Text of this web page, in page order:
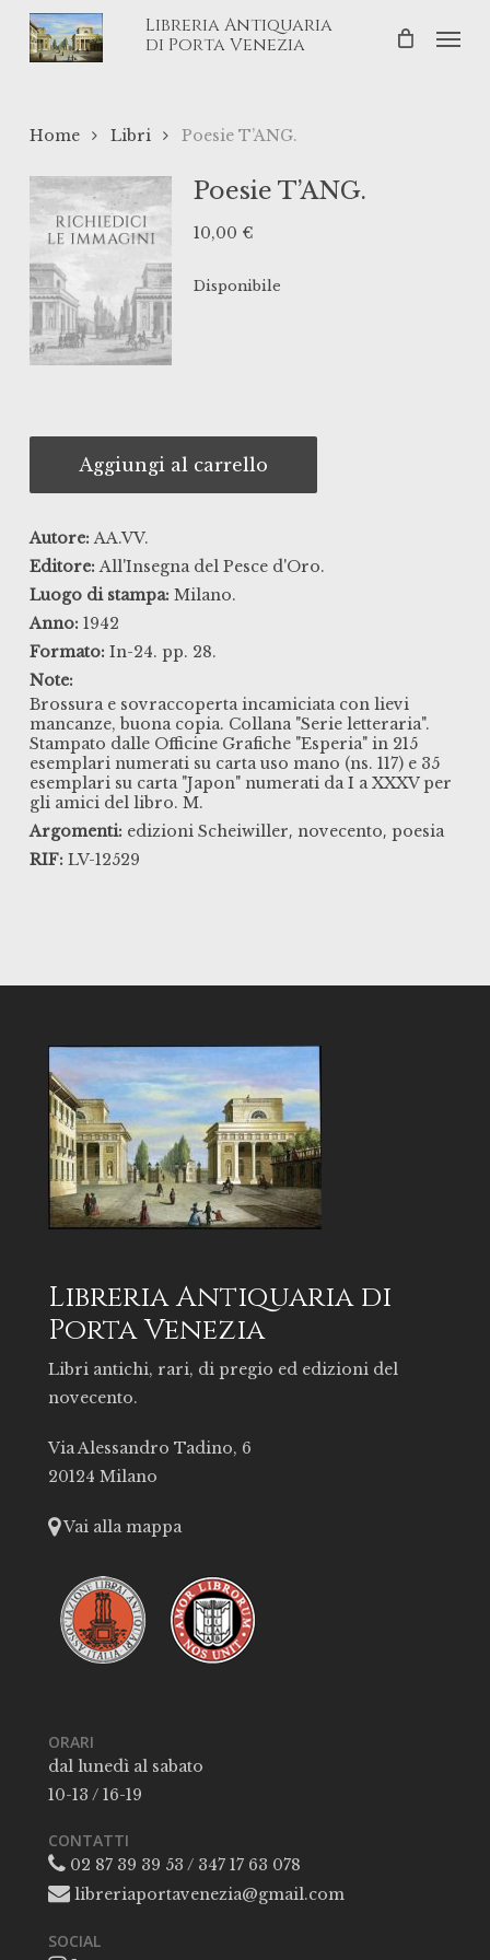
Skip
Libreria Antiquaria
di Porta Venezia
Home Libri Poesie T’ANG.
Poesie T’ANG.
10,00 €
Disponibile
Aggiungi al carrello
Autore: AA.VV.
Editore: All'Insegna del Pesce d'Oro.
Luogo di stampa: Milano.
Anno: 1942
Formato: In-24. pp. 28.
Note:
Brossura e sovraccoperta incamiciata con lievi
mancanze, buona copia. Collana "Serie letteraria".
Stampato dalle Officine Grafiche "Esperia" in 215
esemplari numerati su carta uso mano (ns. 117) e 35
esemplari su carta "Japon" numerati da I a XXXV per
gli amici del libro. M.
Argomenti: edizioni Scheiwiller, novecento, poesia
RIF: LV-12529
Libreria Antiquaria di
Porta Venezia
Libri antichi, rari, di pregio ed edizioni del
novecento.
Via Alessandro Tadino, 6
20124 Milano
Vai alla mappa
ORARI
dal lunedì al sabato
10-13 / 16-19
CONTATTI
02 87 39 39 53 / 347 17 63 078
libreriaportavenezia@gmail.com
SOCIAL